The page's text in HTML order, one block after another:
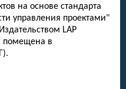
на основе стандарта
управления проектами"
LAP
помещена в